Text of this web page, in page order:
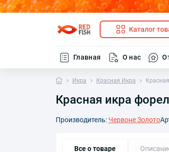
Каталог
Главная О нас
Икра Красная Икра
Красная икра
Производитель: Червоне Золото
Все о товаре